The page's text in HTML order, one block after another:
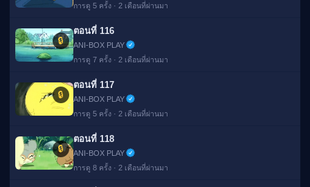
การดู 5 ครั้ง · 2 เดือนที่ผ่านมา
🔒
ตอนที่ 116
ANI-BOX PLAY
การดู 7 ครั้ง · 2 เดือนที่ผ่านมา
🔒
ตอนที่ 117
ANI-BOX PLAY
การดู 5 ครั้ง · 2 เดือนที่ผ่านมา
🔒
ตอนที่ 118
ANI-BOX PLAY
การดู 8 ครั้ง · 2 เดือนที่ผ่านมา